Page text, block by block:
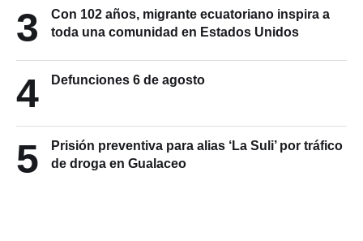
3
Con 102 años, migrante ecuatoriano inspira a
toda una comunidad en Estados Unidos
4 Defunciones 6 de agosto
5
Prisión preventiva para alias ‘La Suli’ por tráfico
de droga en Gualaceo